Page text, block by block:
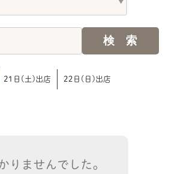
21日(土)出店 22日(日)出店
りませんでした。